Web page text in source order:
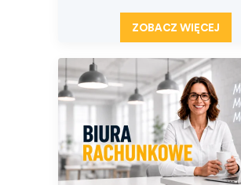
ZOBACZ WIĘCEJ